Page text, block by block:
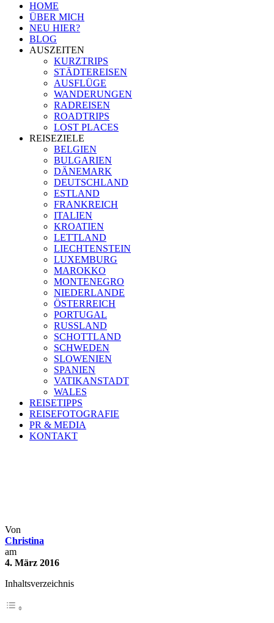
HOME
ÜBER MICH
NEU HIER?
BLOG
AUSZEITEN
KURZTRIPS
STÄDTEREISEN
AUSFLÜGE
WANDERUNGEN
RADREISEN
ROADTRIPS
LOST PLACES
REISEZIELE
BELGIEN
BULGARIEN
DÄNEMARK
DEUTSCHLAND
ESTLAND
FRANKREICH
ITALIEN
KROATIEN
LETTLAND
LIECHTENSTEIN
LUXEMBURG
MAROKKO
MONTENEGRO
NIEDERLANDE
ÖSTERREICH
PORTUGAL
RUSSLAND
SCHOTTLAND
SCHWEDEN
SLOWENIEN
SPANIEN
VATIKANSTADT
WALES
REISETIPPS
REISEFOTOGRAFIE
PR & MEDIA
KONTAKT
Von
Christina
am
4. März 2016
Inhaltsverzeichnis